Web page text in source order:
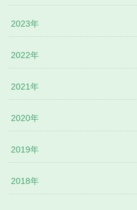
2023年
2022年
2021年
2020年
2019年
2018年